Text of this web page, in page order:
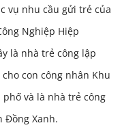
vụ nhu cầu gửi trẻ của
Nghiệp Hiệp
là nhà trẻ công lập
con công nhân Khu
phố và là nhà trẻ công
Đồng Xanh.